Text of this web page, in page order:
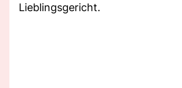
Lieblingsgericht.